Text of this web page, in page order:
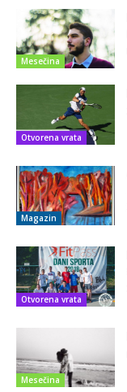
Mesečina
Otvorena vrata
Magazin
Otvorena vrata
Mesečina